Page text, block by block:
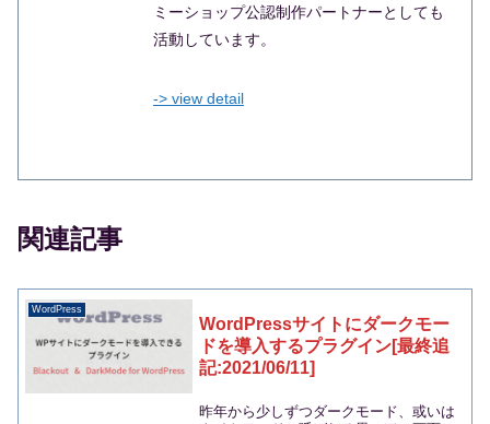
ミーショップ公認制作パートナーとしても
活動しています。
-> view detail
関連記事
WordPress
WordPressサイトにダークモー
ドを導入するプラグイン[最終追
記:2021/06/11]
昨年から少しずつダークモード、或いは